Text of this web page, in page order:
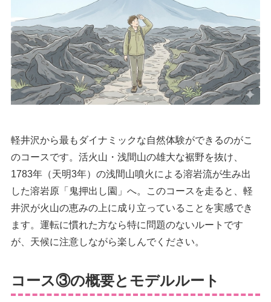
軽井沢から最もダイナミックな自然体験ができるのがこ
のコースです。活火山・浅間山の雄大な裾野を抜け、
1783年（天明3年）の浅間山噴火による溶岩流が生み出
した溶岩原「鬼押出し園」へ。このコースを走ると、軽
井沢が火山の恵みの上に成り立っていることを実感でき
ます。運転に慣れた方なら特に問題のないルートです
が、天候に注意しながら楽しんでください。
コース③の概要とモデルルート